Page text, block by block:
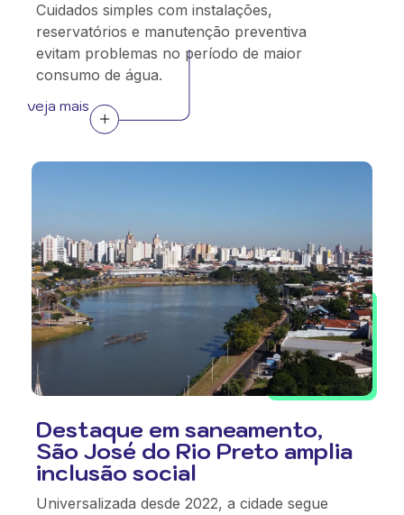
Cuidados simples com instalações,
reservatórios e manutenção preventiva
evitam problemas no período de maior
consumo de água.
veja mais
Destaque em saneamento,
São José do Rio Preto amplia
inclusão social
Universalizada desde 2022, a cidade segue